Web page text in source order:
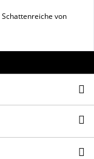
Schattenreiche von